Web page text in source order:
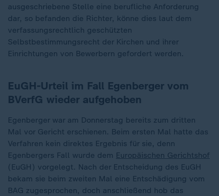
ausgeschriebene Stelle eine berufliche Anforderung
dar, so befanden die Richter, könne dies laut dem
verfassungsrechtlich geschützten
Selbstbestimmungsrecht der Kirchen und ihrer
Einrichtungen von Bewerbern gefordert werden.
EuGH-Urteil im Fall Egenberger vom
BVerfG wieder aufgehoben
Egenberger war am Donnerstag bereits zum dritten
Mal vor Gericht erschienen. Beim ersten Mal hatte das
Verfahren kein direktes Ergebnis für sie, denn
Egenbergers Fall wurde dem Europäischen Gerichtshof
(EuGH) vorgelegt. Nach der Entscheidung des EuGH
bekam sie beim zweiten Mal eine Entschädigung vom
BAG zugesprochen, doch anschließend hob das